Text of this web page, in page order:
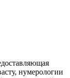
нумерологии